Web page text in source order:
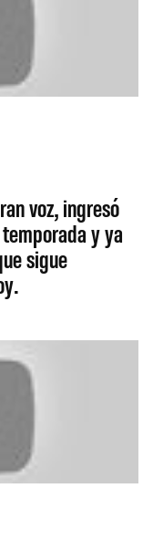
voz, ingresó
y ya
sigue